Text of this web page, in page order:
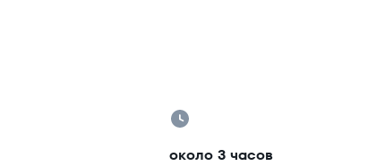
около 3 часов